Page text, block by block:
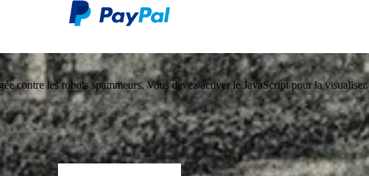
contre les robots spammeurs. Vous devez activer le JavaScript pour la visualiser.